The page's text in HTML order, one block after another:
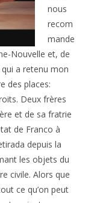
nous
recom
mande
Nouvelle et, de
a retenu mon
des places:
Deux frères
et de sa fratrie
de Franco à
depuis la
les objets du
civile. Alors que
ce qu’on peut